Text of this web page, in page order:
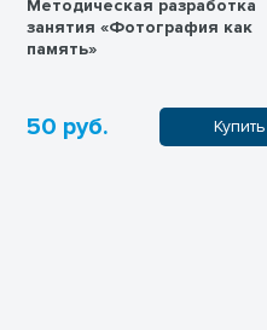
Методическая разработка
занятия «Фотография как
память»
50 руб. Купить